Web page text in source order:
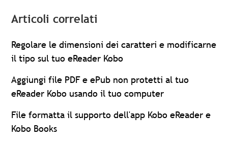
Articoli correlati
Regolare le dimensioni dei caratteri e modificarne
il tipo sul tuo eReader Kobo
Aggiungi file PDF e ePub non protetti al tuo
eReader Kobo usando il tuo computer
File formatta il supporto dell'app Kobo eReader e
Kobo Books